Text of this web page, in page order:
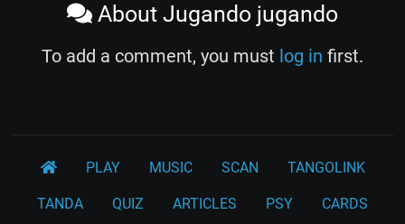
About Jugando jugando
To add a comment, you must log in first.
PLAY MUSIC SCAN TANGOLINK
TANDA QUIZ ARTICLES PSY CARDS